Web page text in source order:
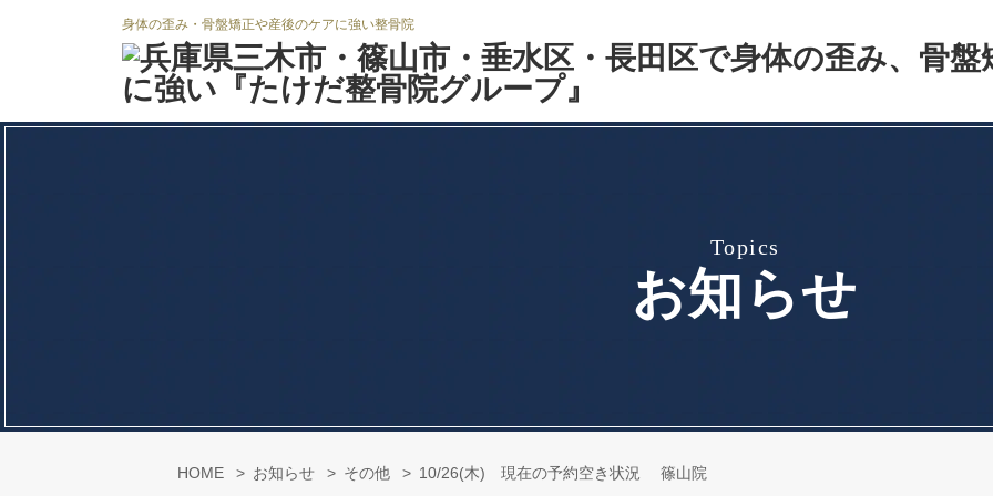
身体の歪み・骨盤矯正や産後のケアに強い整骨院
topics
お知らせ
HOME お知らせ その他 10/26(木) 現在の予約空き状況 篠山院